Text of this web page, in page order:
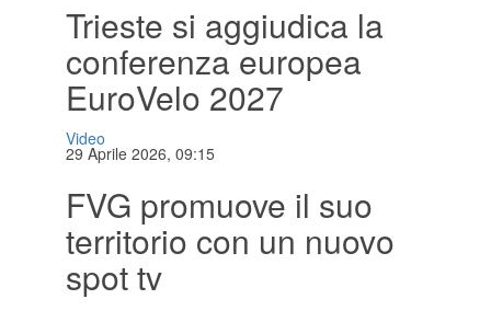
Trieste si aggiudica la
conferenza europea
EuroVelo 2027
Video
29 Aprile 2026, 09:15
FVG promuove il suo
territorio con un nuovo
spot tv